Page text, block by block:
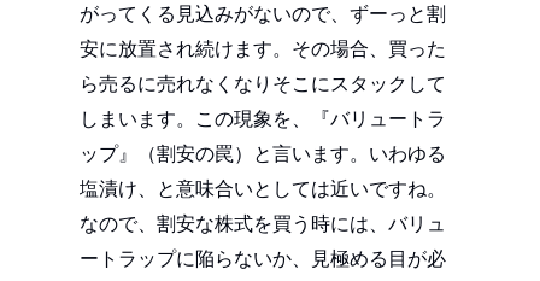
がってくる見込みがないので、ずーっと割
安に放置され続けます。その場合、買った
ら売るに売れなくなりそこにスタックして
しまいます。この現象を、『バリュートラ
ップ』（割安の罠）と言います。いわゆる
塩漬け、と意味合いとしては近いですね。
なので、割安な株式を買う時には、バリュ
ートラップに陥らないか、見極める目が必